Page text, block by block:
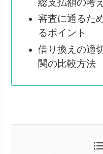
総支払額の考
審査に通るた
るポイント
借り換えの適
関の比較方法